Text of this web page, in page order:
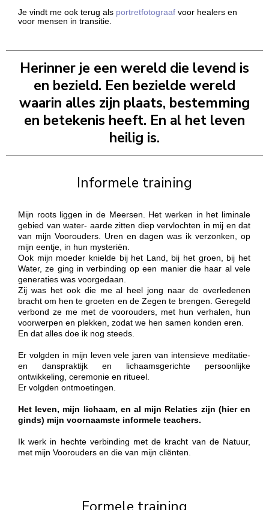
Je vindt me ook terug als portretfotograaf voor healers en
voor mensen in transitie.
Herinner je een wereld die levend is
en bezield. Een bezielde wereld
waarin alles zijn plaats, bestemming
en betekenis heeft. En al het leven
heilig is.
Informele training
Mijn roots liggen in de Meersen. Het werken in het liminale
gebied van water- aarde zitten diep vervlochten in mij en dat
van mijn Voorouders. Uren en dagen was ik verzonken, op
mijn eentje, in hun mysteriën.
Ook mijn moeder knielde bij het Land, bij het groen, bij het
Water, ze ging in verbinding op een manier die haar al vele
generaties was voorgedaan.
Zij was het ook die me al heel jong naar de overledenen
bracht om hen te groeten en de Zegen te brengen. Geregeld
verbond ze me met de voorouders, met hun verhalen, hun
voorwerpen en plekken, zodat we hen samen konden eren.
En dat alles doe ik nog steeds.
Er volgden in mijn leven vele jaren van intensieve meditatie-
en danspraktijk en lichaamsgerichte persoonlijke
ontwikkeling, ceremonie en ritueel.
Er volgden ontmoetingen.
Het leven, mijn lichaam, en al mijn Relaties zijn (hier en
ginds) mijn voornaamste informele teachers.
Ik werk in hechte verbinding met de kracht van de Natuur,
met mijn Voorouders en die van mijn cliënten.